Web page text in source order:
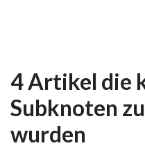
4 Artikel die
Subknoten
wurden